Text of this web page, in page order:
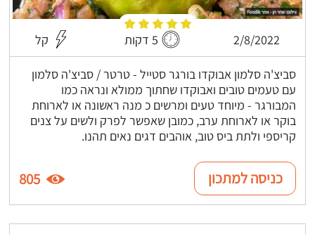
2/8/2022 5 דקות קל
סביצ'ה סלמון אבוקדו בורגר סטייל - טרטר / סביצ'ה סלמון
עם טעמים טובים ואבוקדו שחתוך ממולא ונראה כמו
המבורגר - מיוחד טעים ומרשים כ מנה ראשונה או לארוחת
בוקר או לארוחת ערב, כמובן שאפשר לפרק ולשים על צנים
קריספי ולתת ביס טוב, אוהבים דגים נאים תהנו.
כניסה למתכון 805